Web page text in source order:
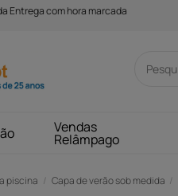
Entrega com hora marcada
Vendas
Relâmpago
piscina Capa de verão sob medida